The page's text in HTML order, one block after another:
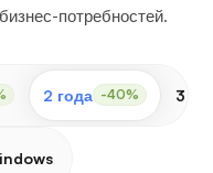
потребностей.
2 года -40% 3